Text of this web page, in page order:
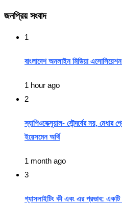
জনপ্রিয় সংবাদ
1
বাংলাদেশ অনলাইন মিডিয়া
1 hour ago
2
স্যাপিওসেক্সুয়াল- সৌন্দর্যের নয়, মেধার
ইয়েসমেন অর্থি
1 month ago
3
গ্যাসলাইটিং কী এবং এর প্রভাব: